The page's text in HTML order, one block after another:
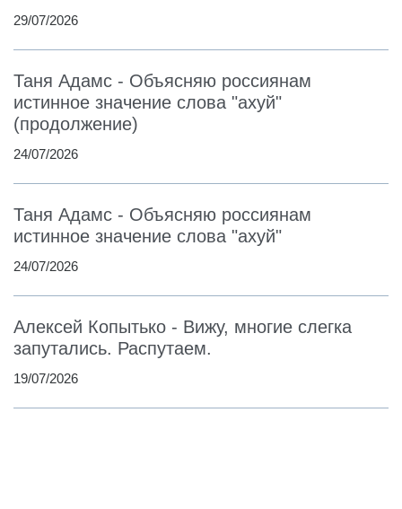
29/07/2026
Таня Адамс - Объясняю россиянам
истинное значение слова "ахуй"
(продолжение)
24/07/2026
Таня Адамс - Объясняю россиянам
истинное значение слова "ахуй"
24/07/2026
Алексей Копытько - Вижу, многие слегка
запутались. Распутаем.
19/07/2026